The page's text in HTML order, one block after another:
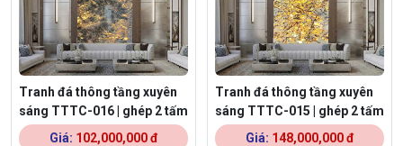
Tranh đá thông tầng xuyên
sáng TTTC-016 | ghép 2 tấm
Giá: 102,000,000 đ
Tranh đá thông tầng xuyên
sáng TTTC-015 | ghép 2 tấm
Giá: 148,000,000 đ